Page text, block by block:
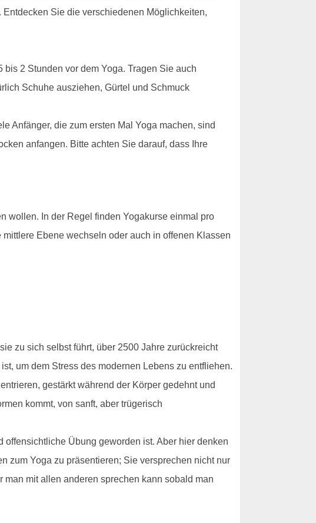
Sie die verschiedenen Möglichkeiten,
2 Stunden vor dem Yoga. Tragen Sie auch
Schuhe ausziehen, Gürtel und Schmuck
Anfänger, die zum ersten Mal Yoga machen, sind
anfangen. Bitte achten Sie darauf, dass Ihre
wollen. In der Regel finden Yogakurse einmal pro
Ebene wechseln oder auch in offenen Klassen
zu sich selbst führt, über 2500 Jahre zurückreicht
um dem Stress des modernen Lebens zu entfliehen.
gestärkt während der Körper gedehnt und
kommt, von sanft, aber trügerisch
Übung geworden ist. Aber hier denken
zum Yoga zu präsentieren; Sie versprechen nicht nur
mit allen anderen sprechen kann sobald man